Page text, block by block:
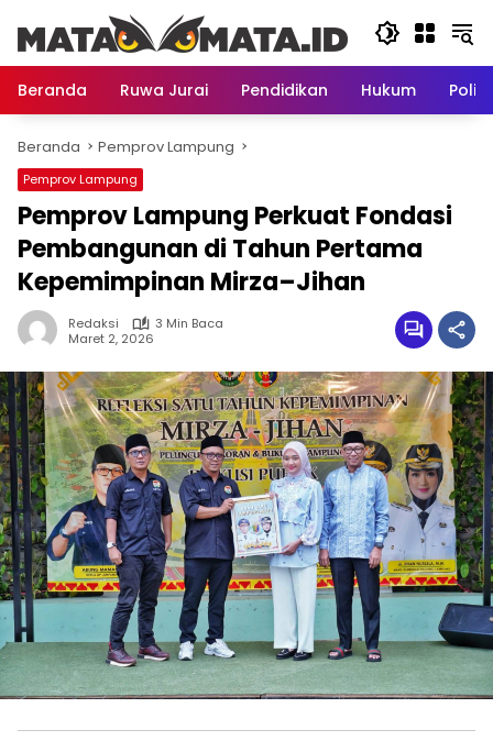
konten
Beranda
Ruwa Jurai Pendidikan Hukum
Beranda Pemprov Lampung
Pemprov Lampung
Pemprov Lampung Perkuat Fondasi
Pembangunan di Tahun Pertama
Kepemimpinan Mirza–Jihan
Redaksi
3 Min Baca
Maret 2, 2026